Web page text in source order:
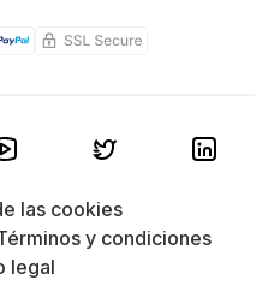
las cookies
y condiciones
legal